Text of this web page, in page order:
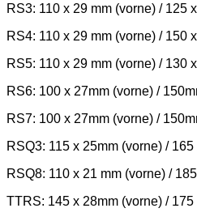
RS3: 110 x 29 mm (vorne) / 125
RS4: 110 x 29 mm (vorne) / 150
RS5: 110 x 29 mm (vorne) / 130
RS6: 100 x 27mm (vorne) /
RS7: 100 x 27mm (vorne) /
RSQ3: 115 x 25mm (vorne) /
RSQ8: 110 x 21 mm (vorne) /
TTRS: 145 x 28mm (vorne) /